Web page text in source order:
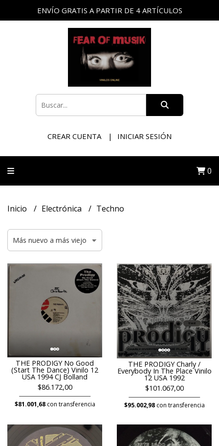
ENVÍO GRATIS A PARTIR DE 4 ARTÍCULOS
CREAR CUENTA INICIAR SESIÓN
0
Inicio Electrónica Techno
THE PRODIGY No Good
(Start The Dance) Vinilo 12
USA 1994 CJ Bolland
$86.172,00
$81.001,68con transferencia
THE PRODIGY Charly /
Everybody In The Place Vinilo
12 USA 1992
$101.067,00
$95.002,98con transferencia